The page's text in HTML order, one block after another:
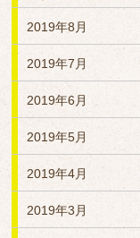
2019年8月
2019年7月
2019年6月
2019年5月
2019年4月
2019年3月